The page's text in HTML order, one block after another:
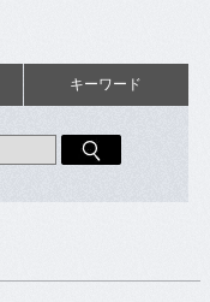
キーワード